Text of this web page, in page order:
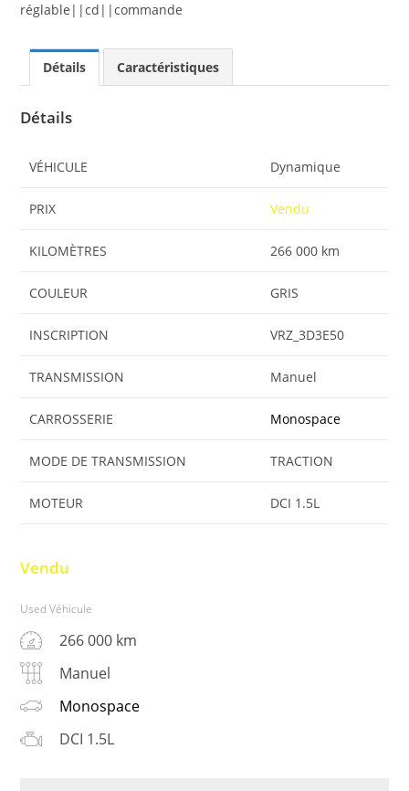
réglable||cd||commande
Détails Caractéristiques
Détails
VÉHICULE Dynamique
PRIX Vendu
KILOMÈTRES 266 000 km
COULEUR GRIS
INSCRIPTION VRZ_3D3E50
TRANSMISSION Manuel
CARROSSERIE Monospace
MODE DE TRANSMISSION TRACTION
MOTEUR DCI 1.5L
Vendu
Used Véhicule
266 000 km
Manuel
Monospace
DCI 1.5L